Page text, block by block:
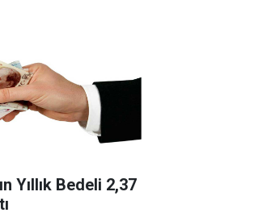
Yıllık Bedeli 2,37